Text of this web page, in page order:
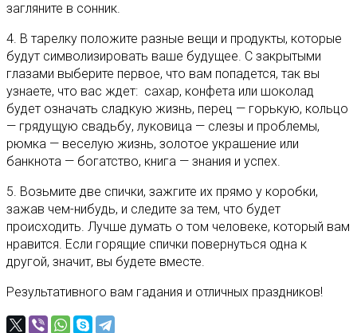
загляните в сонник.
4. В тарелку положите разные вещи и продукты, которые
будут символизировать ваше будущее. С закрытыми
глазами выберите первое, что вам попадется, так вы
узнаете, что вас ждет: сахар, конфета или шоколад
будет означать сладкую жизнь, перец — горькую, кольцо
— грядущую свадьбу, луковица — слезы и проблемы,
рюмка — веселую жизнь, золотое украшение или
банкнота — богатство, книга — знания и успех.
5. Возьмите две спички, зажгите их прямо у коробки,
зажав чем-нибудь, и следите за тем, что будет
происходить. Лучше думать о том человеке, который вам
нравится. Если горящие спички повернуться одна к
другой, значит, вы будете вместе.
Результативного вам гадания и отличных праздников!